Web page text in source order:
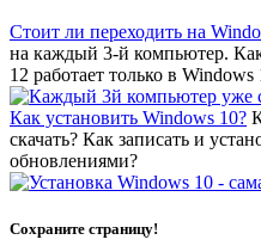
Стоит ли переходить на
на каждый 3-й компьютер.
12 работает только в Windows
Как установить Windows 10?
скачать? Как записать и
обновлениями?
Сохраните страницу!